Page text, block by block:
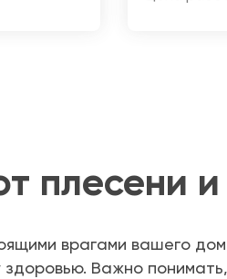
плесени
врагами вашего
Важно